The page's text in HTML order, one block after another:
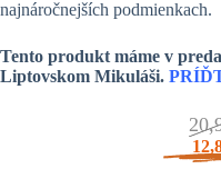
najnáročnejších podmienkach.
Tento produkt máme v
Liptovskom Mikuláši.